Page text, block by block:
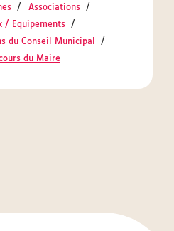
Associations
/ Equipements
du Conseil Municipal
du Maire